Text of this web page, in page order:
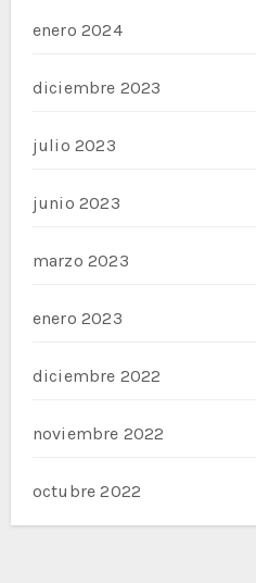
enero 2024
diciembre 2023
julio 2023
junio 2023
marzo 2023
enero 2023
diciembre 2022
noviembre 2022
octubre 2022